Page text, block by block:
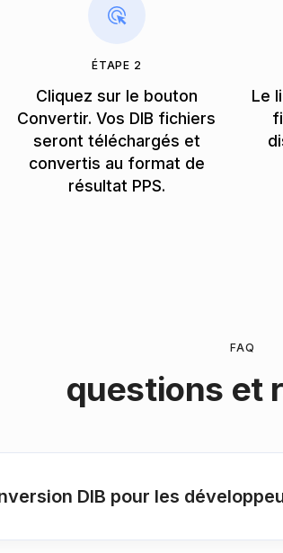
ÉTAPE 2
Cliquez sur le bouton
Convertir. Vos DIB fichiers
seront téléchargés et
convertis au format de
résultat PPS.
Le
FAQ
questions et
DIB pour les